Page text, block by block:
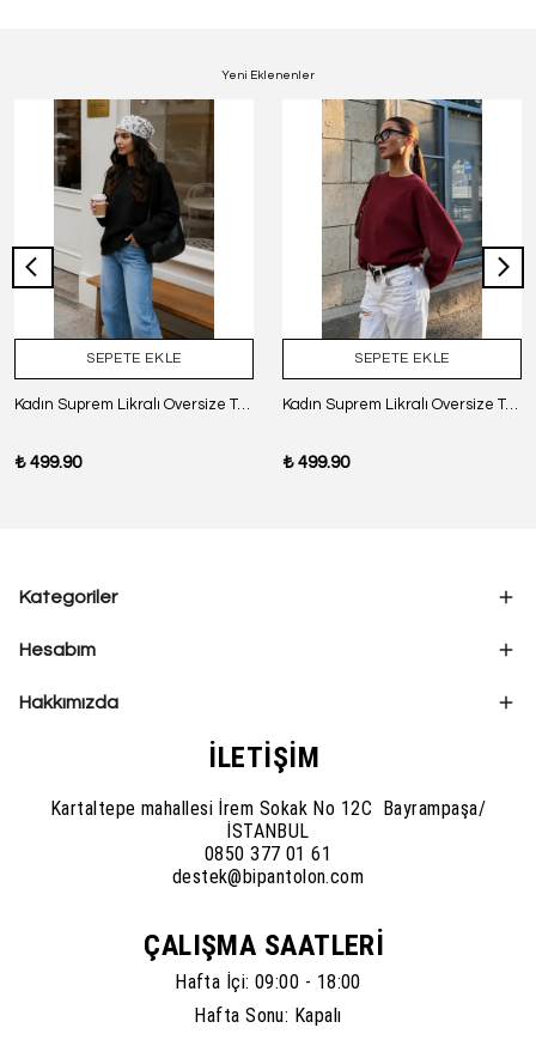
Yeni Eklenenler
SEPETE EKLE
Kadın Suprem Likralı Oversize T-Shirt - SİYAH
₺ 499.90
SEPETE EKLE
Kadın Suprem Likralı Oversize T-Shirt - BORDO
₺ 499.90
Kategoriler
Hesabım
Hakkımızda
İLETİŞİM
Kartaltepe mahallesi İrem Sokak No 12C Bayrampaşa/
İSTANBUL
0850 377 01 61
destek@bipantolon.com
ÇALIŞMA SAATLERİ
Hafta İçi: 09:00 - 18:00
Hafta Sonu: Kapalı